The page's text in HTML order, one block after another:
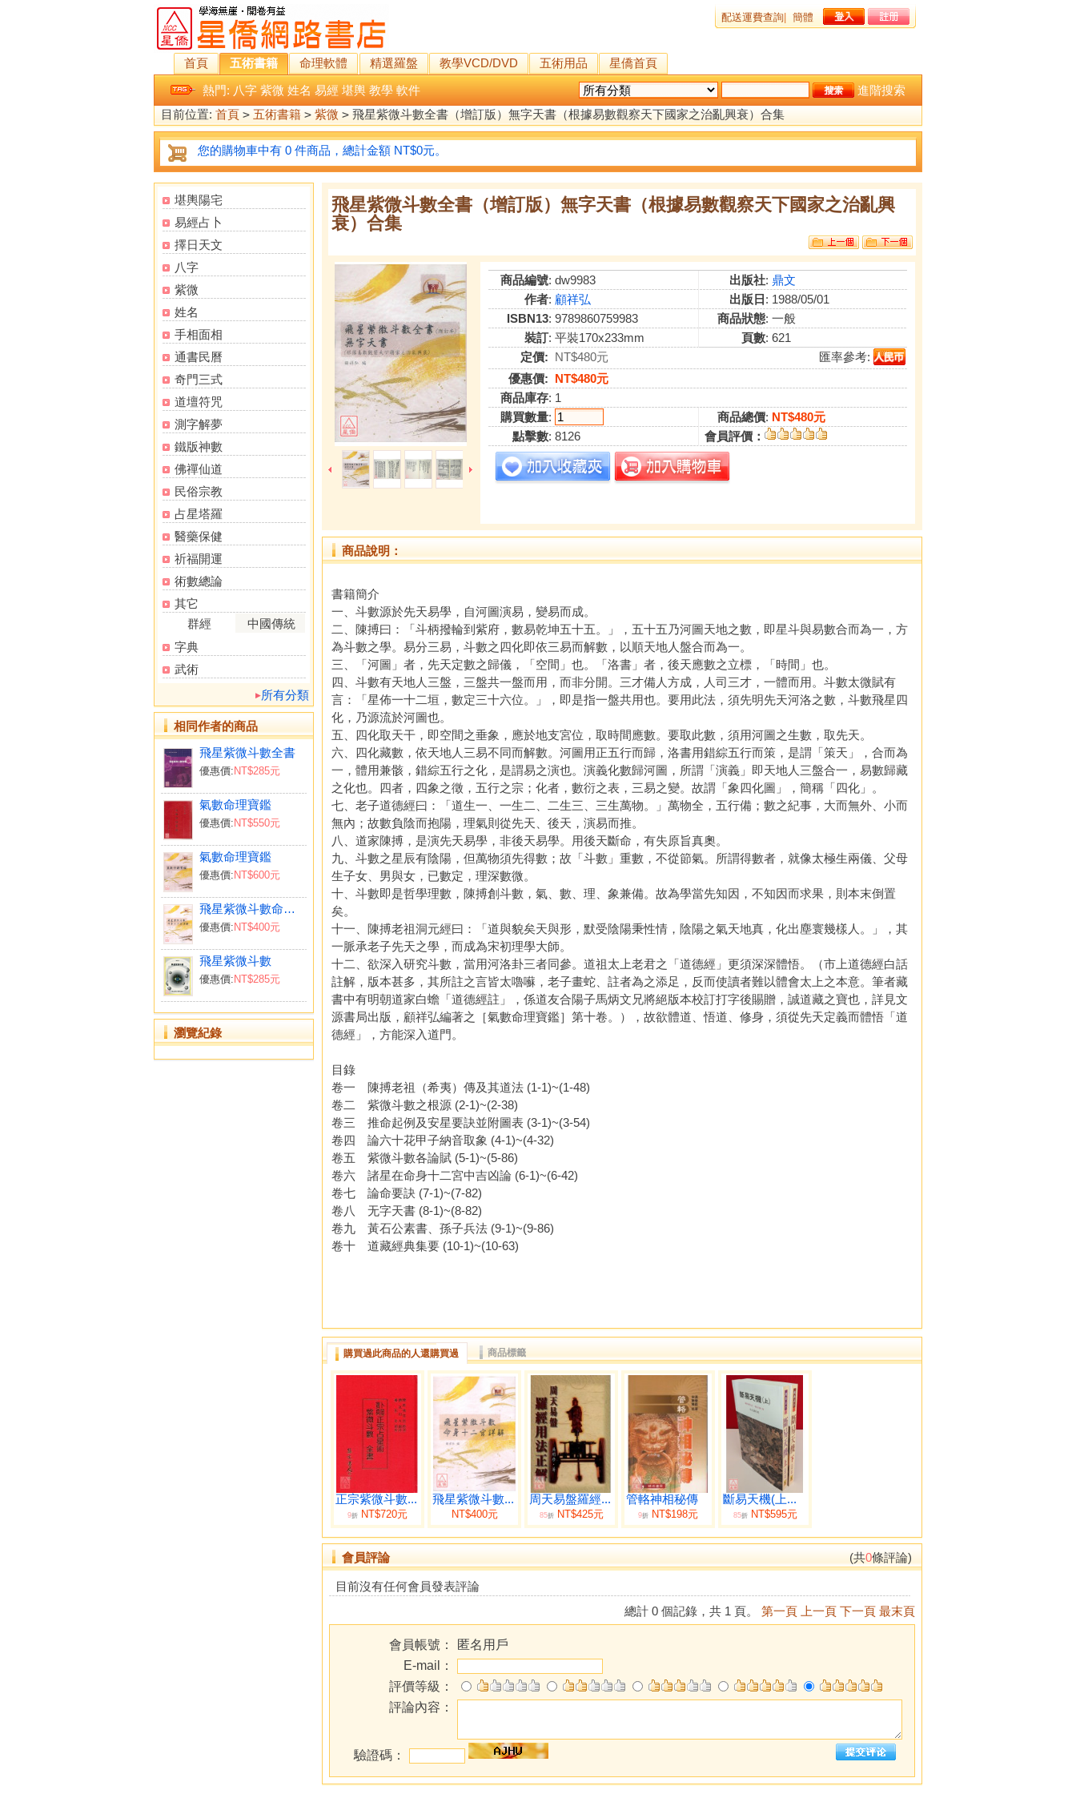
配送運費查詢 簡體
首頁 五術書籍 命理軟體 精選羅盤 教學VCD/DVD 五術用品
星僑首頁
熱門: 八字 紫微 姓名 易經 堪輿 教學 軟件
進階搜索
目前位置: 首頁 > 五術書籍 > 紫微 > 飛星紫微斗數全書（增訂版）無字天書（根據易數觀察天下國家之治亂興衰）合集
您的購物車中有 0 件商品，總計金額 NT$0元。
堪輿陽宅
易經占卜
擇日天文
八字
紫微
姓名
手相面相
通書民曆
奇門三式
道壇符咒
測字解夢
鐵版神數
佛禪仙道
民俗宗教
占星塔羅
醫藥保健
祈福開運
術數總論
其它
群經
中國傳統
字典
武術
所有分類
相同作者的商品
飛星紫微斗數全書
優惠價: NT$285元
氣數命理寶鑑
優惠價: NT$550元
氣數命理寶鑑
優惠價: NT$600元
飛星紫微斗數命身十二宮詳解
優惠價: NT$400元
飛星紫微斗數
優惠價: NT$285元
瀏覽紀錄
飛星紫微斗數全書（增訂版）無字天書（根據易數觀察天下國家之治亂興
衰）合集
商品編號: dw9983 出版社: 鼎文
作者: 顧祥弘 出版日 : 1988/05/01
ISBN13: 9789860759983 商品狀態: 一般
裝訂: 平裝170x233mm 頁數: 621
定價: NT$480元
匯率參考:
優惠價: NT$480元
商品庫存: 1
購買數量: 商品總價: NT$480元
點擊數: 8126 會員評價：
商品說明：
書籍簡介
一、斗數源於先天易學，自河圖演易，變易而成。
二、陳搏曰：「斗柄撥輪到紫府，數易乾坤五十五。」，五十五乃河圖天地之數，即星斗與易數合而為一，方
為斗數之學。易分三易，斗數之四化即依三易而解數，以順天地人盤合而為一。
三、「河圖」者，先天定數之歸儀，「空間」也。「洛書」者，後天應數之立標，「時間」也。
四、斗數有天地人三盤，三盤共一盤而用，而非分開。三才備人方成，人司三才，一體而用。斗數太微賦有
言：「星佈一十二垣，數定三十六位。」，即是指一盤共用也。要用此法，須先明先天河洛之數，斗數飛星四
化，乃源流於河圖也。
五、四化取天干，即空間之垂象，應於地支宮位，取時間應數。要取此數，須用河圖之生數，取先天。
六、四化藏數，依天地人三易不同而解數。河圖用正五行而歸，洛書用錯綜五行而策，是謂「策天」，合而為
一，體用兼骸，錯綜五行之化，是謂易之演也。演義化數歸河圖，所謂「演義」即天地人三盤合一，易數歸藏
之化也。四者，四象之徵，五行之宗；化者，數衍之表，三易之變。故謂「象四化圖」，簡稱「四化」。
七、老子道德經曰：「道生一、一生二、二生三、三生萬物。」萬物全，五行備；數之紀事，大而無外、小而
無內；故數負陰而抱陽，理氣則從先天、後天，演易而推。
八、道家陳搏，是演先天易學，非後天易學。用後天斷命，有失原旨真奧。
九、斗數之星辰有陰陽，但萬物須先得數；故「斗數」重數，不從節氣。所謂得數者，就像太極生兩儀、父母
生子女、男與女，已數定，理深數微。
十、斗數即是哲學理數，陳搏創斗數，氣、數、理、象兼備。故為學當先知因，不知因而求果，則本末倒置
矣。
十一、陳搏老祖洞元經曰：「道與貌矣天與形，默受陰陽秉性情，陰陽之氣天地真，化出塵寰幾樣人。」，其
一脈承老子先天之學，而成為宋初理學大師。
十二、欲深入研究斗數，當用河洛卦三者同參。道祖太上老君之「道德經」更須深深體悟。（市上道德經白話
註解，版本甚多，其所註之言皆太嚕囌，老子畫蛇、註者為之添足，反而使讀者難以體會太上之本意。筆者藏
書中有明朝道家白蟾「道德經註」，係道友合陽子馬炳文兄將絕版本校訂打字後賜贈，誠道藏之寶也，詳見文
源書局出版，顧祥弘編著之［氣數命理寶鑑］第十卷。），故欲體道、悟道、修身，須從先天定義而體悟「道
德經」，方能深入道門。
目錄
卷一 陳搏老祖（希夷）傳及其道法 (1-1)~(1-48)
卷二 紫微斗數之根源 (2-1)~(2-38)
卷三 推命起例及安星要訣並附圖表 (3-1)~(3-54)
卷四 論六十花甲子納音取象 (4-1)~(4-32)
卷五 紫微斗數各論賦 (5-1)~(5-86)
卷六 諸星在命身十二宮中吉凶論 (6-1)~(6-42)
卷七 論命要訣 (7-1)~(7-82)
卷八 无字天書 (8-1)~(8-82)
卷九 黃石公素書、孫子兵法 (9-1)~(9-86)
卷十 道藏經典集要 (10-1)~(10-63)
購買過此商品的人還購買過 商品標籤
正宗紫微斗數...
9折 NT$720元
飛星紫微斗數...
NT$400元
周天易盤羅經...
85折NT$425元
管輅神相秘傳
9折 NT$198元
斷易天機(上...
85折NT$595元
會員評論 (共0條評論)
目前沒有任何會員發表評論
總計 0 個記錄，共 1 頁。 第一頁 上一頁 下一頁 最末頁
會員帳號：
匿名用戶
E-mail：
評價等級：
評論內容：
驗證碼：